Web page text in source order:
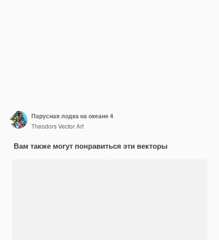
Парусная лодка на океане 4
Theodors Vector Art
Вам также могут понравиться эти векторы